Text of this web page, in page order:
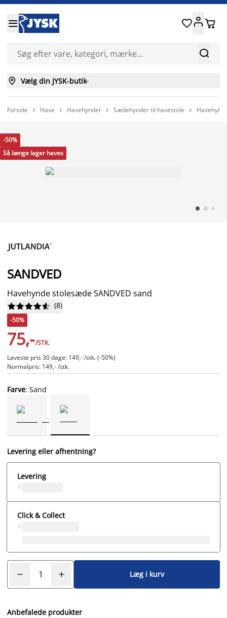


 
 Vælg din JYSK-butik
Forside  Have  Havehynder  Sædehynder til havestole 
-50%
Så længe lager haves
SANDVED
Havehynde stolesæde SANDVED sand





 (8)
-50%
75,-/STK.
Laveste pris 30 dage: 149,- /stk. (-50%)
Normalpris: 149,- /stk.
Farve: Sand
Levering eller afhentning?
Levering
Click & Collect
Læg i kurv
Anbefalede produkter